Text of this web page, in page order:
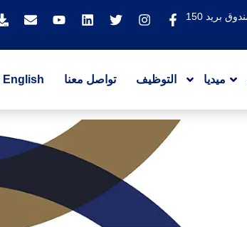
ميديا التوظيف تواصل معنا English